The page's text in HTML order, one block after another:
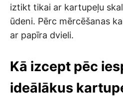
iztikt tikai ar kartupeļu
ūdeni. Pērc mērcēšanas
ar papīra dvieli.
Kā izcept pēc
ideālākus